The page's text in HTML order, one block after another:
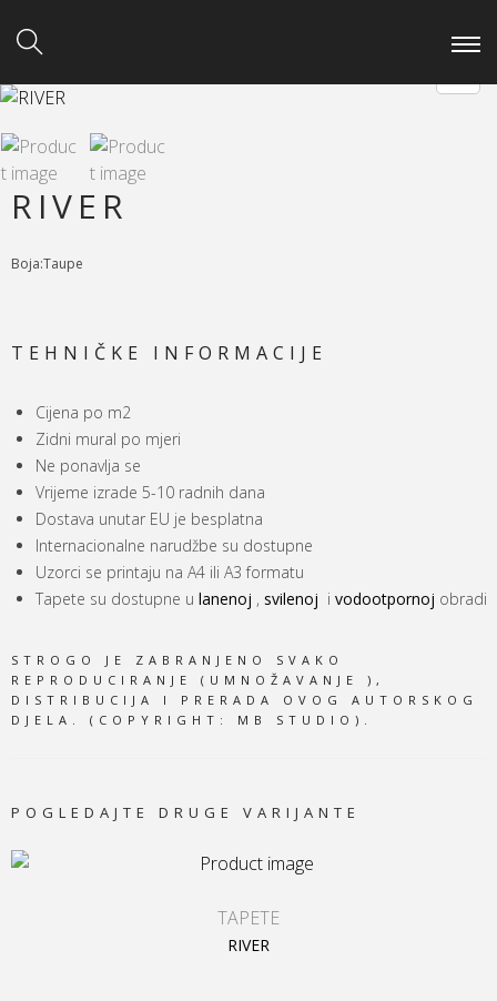
RIVER
Boja:Taupe
TEHNIČKE INFORMACIJE
Cijena po m2
Zidni mural po mjeri
Ne ponavlja se
Vrijeme izrade 5-10 radnih dana
Dostava unutar EU je besplatna
Internacionalne narudžbe su dostupne
Uzorci se printaju na A4 ili A3 formatu
Tapete su dostupne u lanenoj , svilenoj i vodootpornoj obradi
STROGO JE ZABRANJENO SVAKO
REPRODUCIRANJE (UMNOŽAVANJE ),
DISTRIBUCIJA I PRERADA OVOG AUTORSKOG
DJELA. (COPYRIGHT: MB STUDIO).
POGLEDAJTE DRUGE VARIJANTE
TAPETE
RIVER